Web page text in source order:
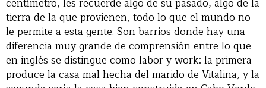
tierra de la que provienen, todo lo que el mundo no
le permite a esta gente. Son barrios donde hay una
diferencia muy grande de comprensión entre lo que
en inglés se distingue como labor y work: la primera
produce la casa mal hecha del marido de Vitalina, y la